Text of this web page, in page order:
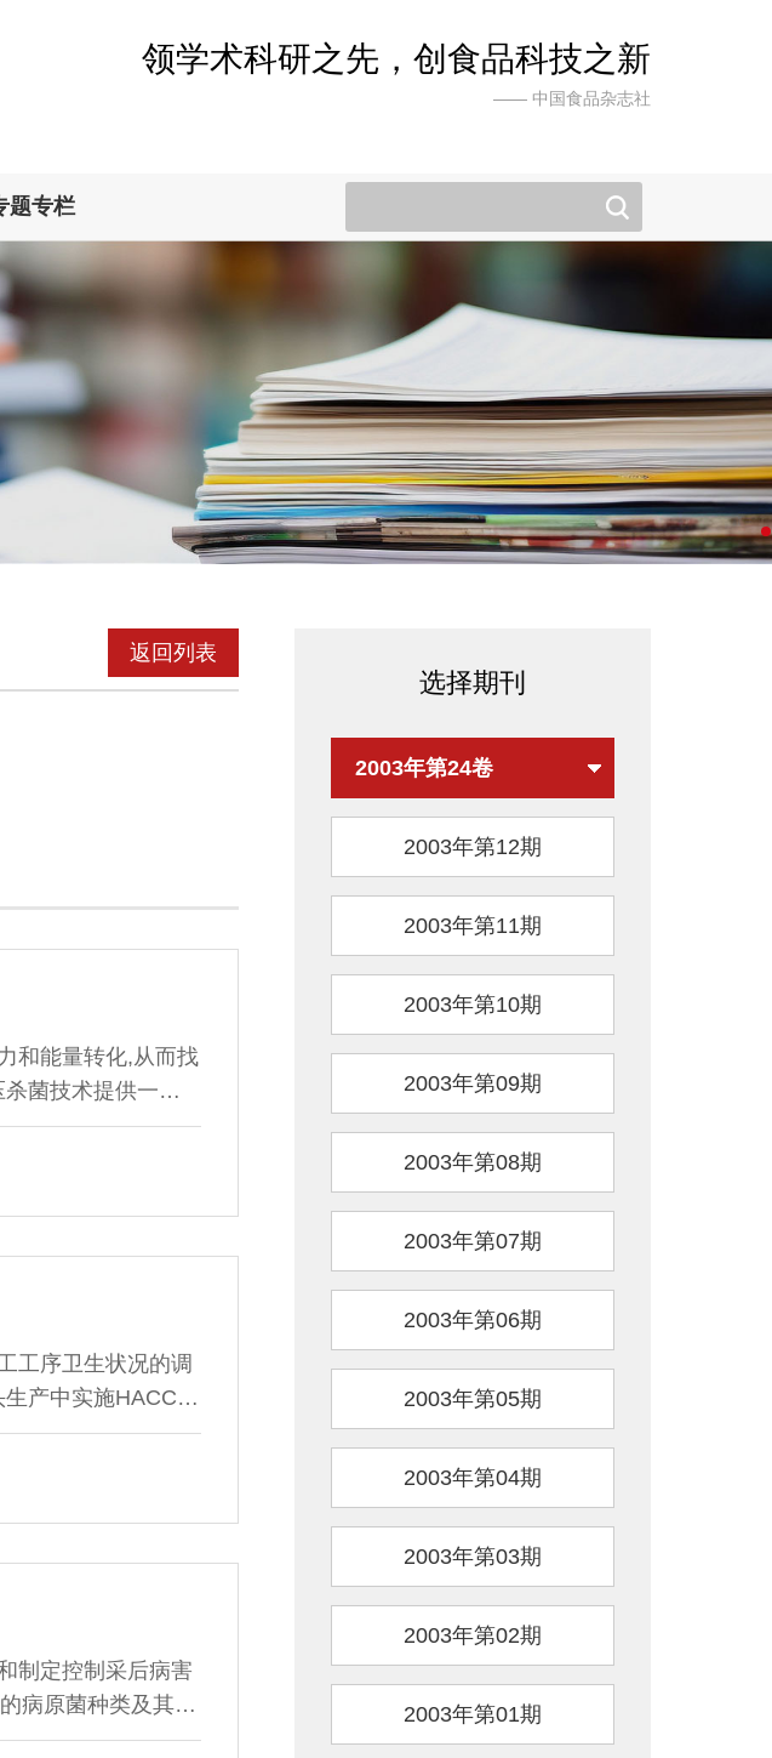
领学术科研之先，创食品科技之新
—— 中国食品杂志社
题专栏
返回列表
和能量转化,从而找
菌技术提供一定
工序卫生状况的调
产中实施HACCP
制定控制采后病害
病原菌种类及其侵
先针对主要采后
选择期刊
2003年第24卷
2003年第12期
2003年第11期
2003年第10期
2003年第09期
2003年第08期
2003年第07期
2003年第06期
2003年第05期
2003年第04期
2003年第03期
2003年第02期
2003年第01期